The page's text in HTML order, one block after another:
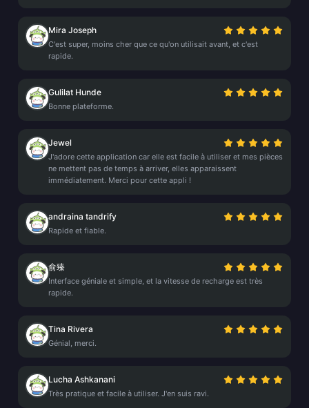
Mira Joseph
C'est super, moins cher que ce qu'on utilisait avant, et c'est
rapide.
Gulilat Hunde
Bonne plateforme.
Jewel
J'adore cette application car elle est facile à utiliser et mes pièces
ne mettent pas de temps à arriver, elles apparaissent
immédiatement. Merci pour cette appli !
andraina tandrify
Rapide et fiable.
俞臻
Interface géniale et simple, et la vitesse de recharge est très
rapide.
Tina Rivera
Génial, merci.
Lucha Ashkanani
Très pratique et facile à utiliser. J'en suis ravi.